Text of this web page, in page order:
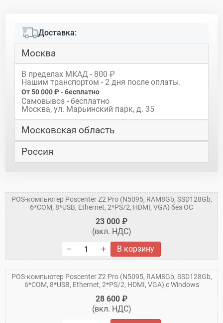
Доставка:
Москва
В пределах МКАД - 800 ₽
Нашим транспортом - 2 дня после оплаты.
От 50 000 ₽ - бесплатно
Самовывоз - бесплатно
Москва, ул. Марьинский парк, д. 35
Московская область
Россия
POS-компьютер Poscenter Z2 Pro (N5095, RAM8Gb, SSD128Gb,
6*COM, 8*USB, Ethernet, 2*PS/2, HDMI, VGA) без ОС
23 000 ₽
(вкл. НДС)
В корзину
POS-компьютер Poscenter Z2 Pro (N5095, RAM8Gb, SSD128Gb,
6*COM, 8*USB, Ethernet, 2*PS/2, HDMI, VGA) c Windows
28 600 ₽
(вкл. НДС)